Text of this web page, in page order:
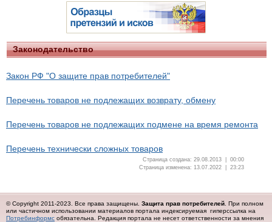
Законодательство
Закон РФ "О защите прав потребителей"
Перечень товаров не подлежащих возврату, обмену
Перечень товаров не подлежащих подмене на время ремонта
Перечень технически сложных товаров
Страница создана: 29.08.2013 | 00:00
Страница изменена: 13.07.2022 | 23:23
© Copyright 2011-2023. Все права защищены. Защита прав потребителей . При полном
или частичном использовании материалов портала индексируемая гиперссылка на
Потребинформс обязательна. Редакция портала не несет ответственности за мнения